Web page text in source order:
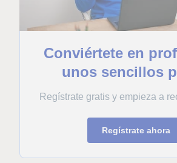
Conviértete en
unos sencillos
Regístrate gratis y empieza a
Regístrate ahora